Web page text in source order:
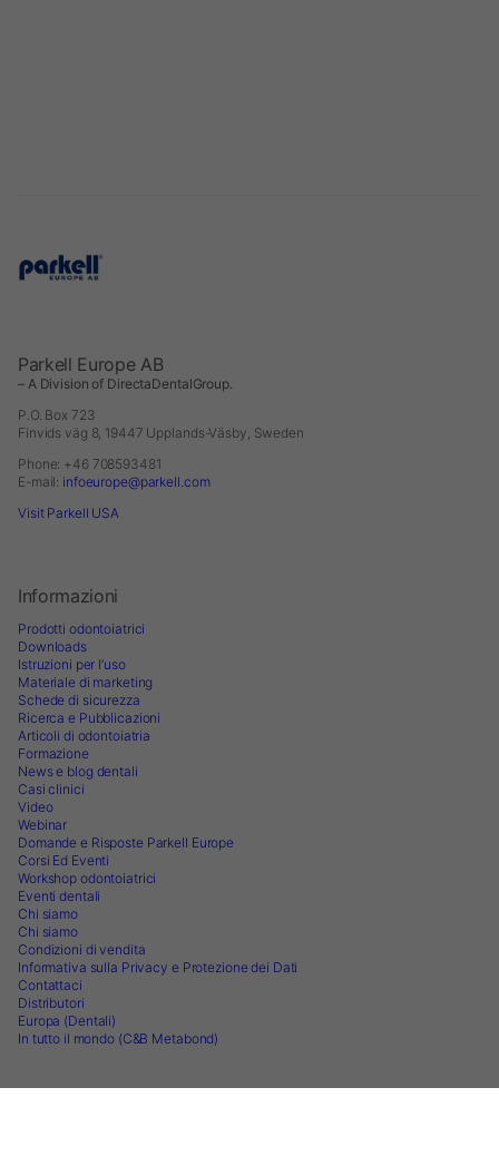
Parkell Europe AB
– A Division of DirectaDentalGroup.
P.O. Box 723
Finvids väg 8, 19447 Upplands-Väsby, Sweden
Phone: +46 708593481
E-mail: infoeurope@parkell.com
Visit Parkell USA
Informazioni
Prodotti odontoiatrici
Downloads
Istruzioni per l’uso
Materiale di marketing
Schede di sicurezza
Ricerca e Pubblicazioni
Articoli di odontoiatria
Formazione
News e blog dentali
Casi clinici
Video
Webinar
Domande e Risposte Parkell Europe
Corsi Ed Eventi
Workshop odontoiatrici
Eventi dentali
Chi siamo
Chi siamo
Condizioni di vendita
Informativa sulla Privacy e Protezione dei Dati
Contattaci
Distributori
Europa (Dentali)
In tutto il mondo (C&B Metabond)